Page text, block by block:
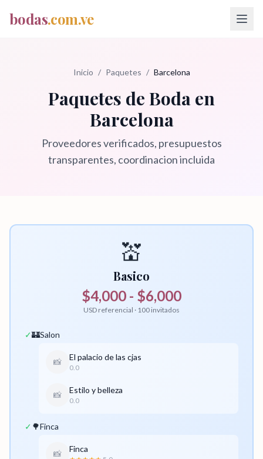
bodas.com.ve
Inicio / Paquetes / Barcelona
Paquetes de Boda en
Barcelona
Proveedores verificados, presupuestos
transparentes, coordinacion incluida
💒
Basico
$4,000 - $6,000
USD referencial · 100 invitados
✓🏰Salon
📸 El palacio de las cjas
0.0
📸 Estilo y belleza
0.0
✓ 🌳Finca
📸 Finca